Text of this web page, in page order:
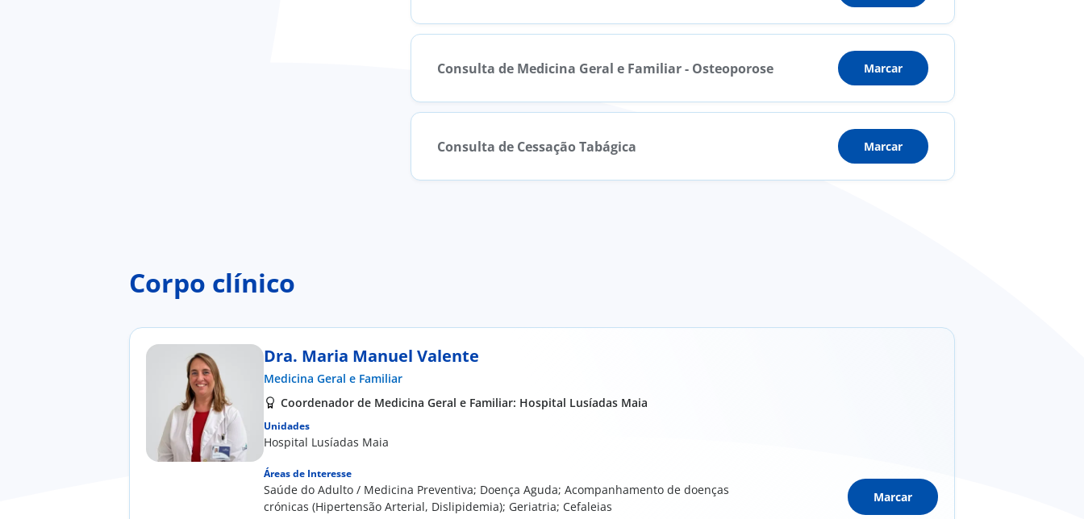
Consulta de Medicina Geral e Familiar - Osteoporose Marcar
Consulta de Cessação Tabágica Marcar
Corpo clínico
Dra. Maria Manuel Valente
Medicina Geral e Familiar
Coordenador de Medicina Geral e Familiar: Hospital Lusíadas Maia
Unidades
Hospital Lusíadas Maia
Áreas de Interesse
Saúde do Adulto / Medicina Preventiva; Doença Aguda; Acompanhamento de doenças
crónicas (Hipertensão Arterial, Dislipidemia); Geriatria; Cefaleias
Marcar